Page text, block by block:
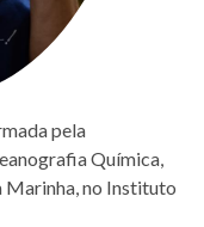
pela
Química,
no Instituto